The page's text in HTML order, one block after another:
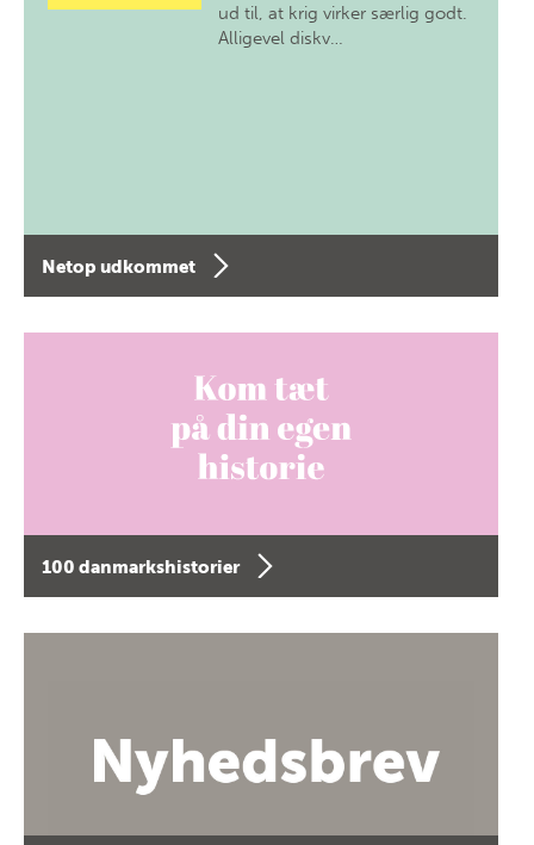
ud til, at krig virker særlig godt.
Alligevel diskv…
Netop udkommet
100 danmarkshistorier